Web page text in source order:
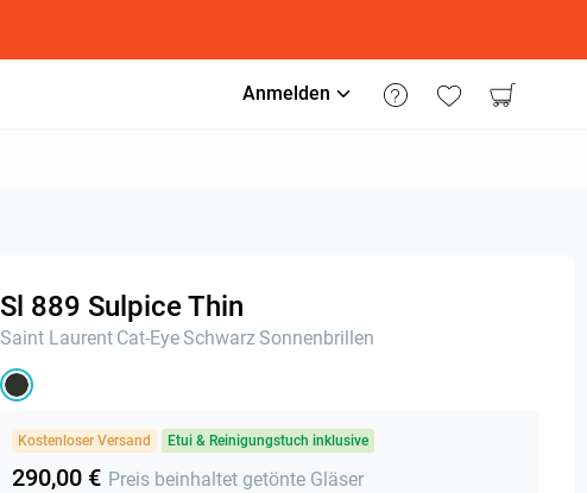
Anmelden
Sl 889 Sulpice Thin
Saint Laurent Cat-Eye Schwarz Sonnenbrillen
Kostenloser Versand Etui & Reinigungstuch inklusive
290,00 € Preis beinhaltet getönte Gläser